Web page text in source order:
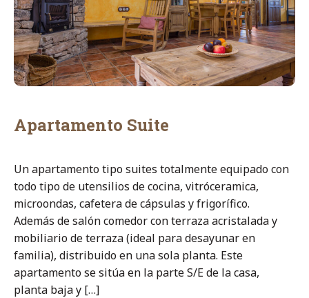
Apartamento Suite
Un apartamento tipo suites totalmente equipado con
todo tipo de utensilios de cocina, vitróceramica,
microondas, cafetera de cápsulas y frigorífico.
Además de salón comedor con terraza acristalada y
mobiliario de terraza (ideal para desayunar en
familia), distribuido en una sola planta. Este
apartamento se sitúa en la parte S/E de la casa,
planta baja y […]